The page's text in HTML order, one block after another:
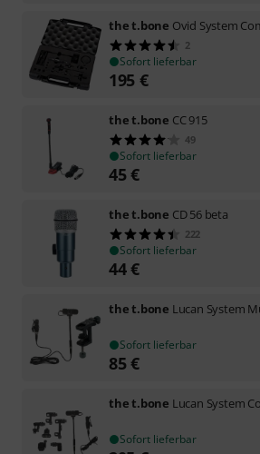
the t.bone Ovid System
2
Sofort lieferbar
195 €
the t.bone CC 915
49
Sofort lieferbar
45€
the t.bone CD 56 beta
222
Sofort lieferbar
44€
the t.bone Lucan System
Sofort lieferbar
85€
the t.bone Lucan System
Sofort lieferbar